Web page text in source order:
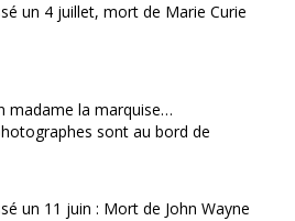
un 4 juillet, mort de Marie Curie
madame la marquise…
sont au bord de
un 11 juin : Mort de John Wayne